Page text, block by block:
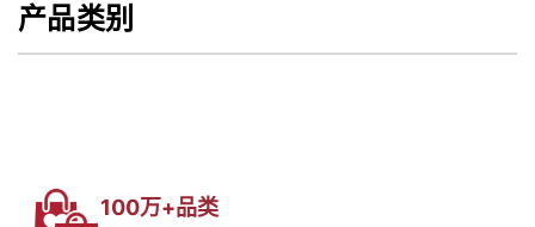
产品类别
100万+品类